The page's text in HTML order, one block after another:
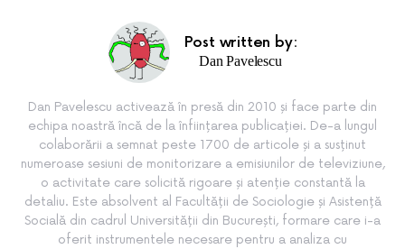
Post written by:
Dan Pavelescu
Dan Pavelescu activează în presă din 2010 și face parte din
echipa noastră încă de la înființarea publicației. De-a lungul
colaborării a semnat peste 1700 de articole și a susținut
numeroase sesiuni de monitorizare a emisiunilor de televiziune,
o activitate care solicită rigoare și atenție constantă la
detaliu. Este absolvent al Facultății de Sociologie și Asistență
Socială din cadrul Universității din București, formare care i-a
oferit instrumentele necesare pentru a analiza cu